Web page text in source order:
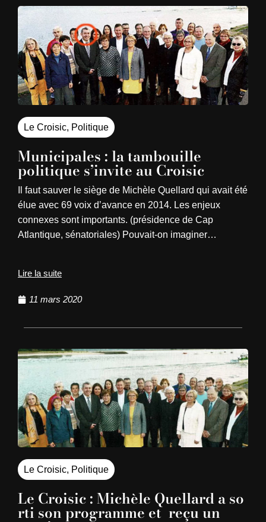
Le Croisic, Politique
Municipales : la tambouille
politique s’invite au Croisic
Il faut sauver le siège de Michèle Quellard qui avait été
élue avec 69 voix d’avance en 2014. Les enjeux
connexes sont importants. (présidence de Cap
Atlantique, sénatoriales) Pouvait-on imaginer…
Lire la suite
11 mars 2020
Le Croisic, Politique
Le Croisic : Michèle Quellard a so
rti son programme et reçu un